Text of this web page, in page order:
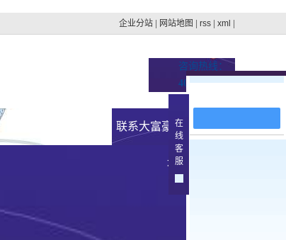
企业分站 网站地图 rss xml
咨询热线：
400-100-4879
联系大富豪官方下载地
址
在
线
客
服